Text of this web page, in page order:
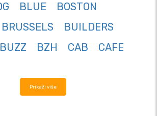
BLUE
BOSTON
BRUSSELS
BUILDERS
BUZZ BZH CAB
CAFE
Prikaži više